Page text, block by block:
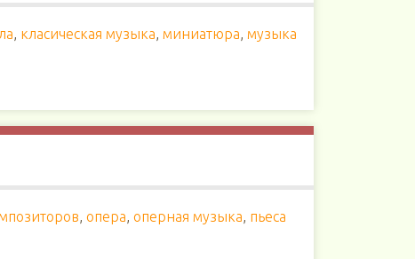
, класическая музыка, миниатюра, музыка
, опера, оперная музыка, пьеса